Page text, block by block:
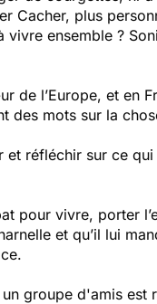
Cacher, plus
ensemble ?
de l’Europe, et en
des mots sur la
réfléchir sur ce
vivre, porter
et qu’il lui
groupe d'amis